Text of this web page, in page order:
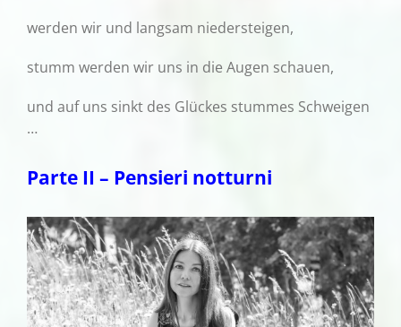
werden wir und langsam niedersteigen,
stumm werden wir uns in die Augen schauen,
und auf uns sinkt des Glückes stummes Schweigen
…
Parte II – Pensieri notturni